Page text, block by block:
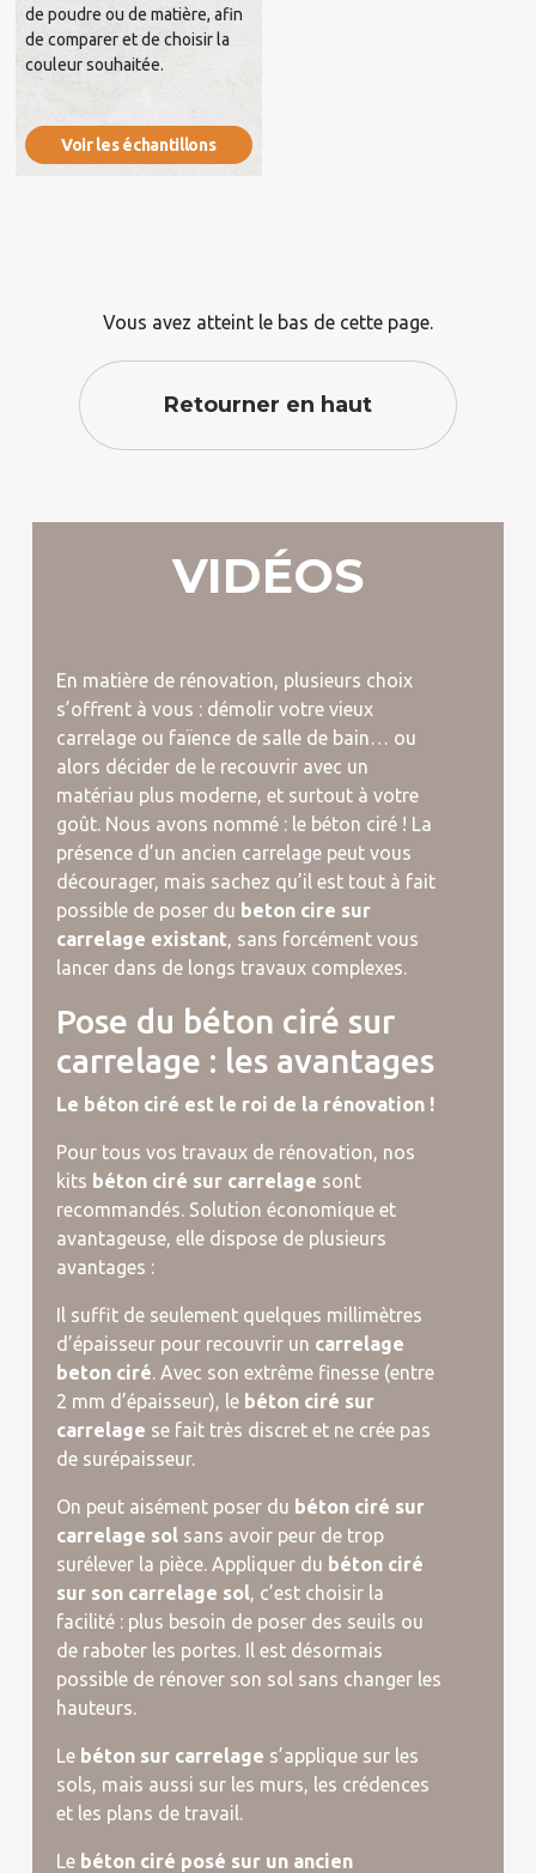
de poudre ou de matière, afin
de comparer et de choisir la
couleur souhaitée.
Voir les échantillons
Vous avez atteint le bas de cette page.
Retourner en haut
VIDÉOS
En matière de rénovation, plusieurs choix
s’offrent à vous : démolir votre vieux
carrelage ou faïence de salle de bain… ou
alors décider de le recouvrir avec un
matériau plus moderne, et surtout à votre
goût. Nous avons nommé : le béton ciré ! La
présence d’un ancien carrelage peut vous
décourager, mais sachez qu’il est tout à fait
possible de poser du beton cire sur
carrelage existant, sans forcément vous
lancer dans de longs travaux complexes.
Pose du béton ciré sur
carrelage : les avantages
Le béton ciré est le roi de la rénovation !
Pour tous vos travaux de rénovation, nos
kits béton ciré sur carrelage sont
recommandés. Solution économique et
avantageuse, elle dispose de plusieurs
avantages :
Il suffit de seulement quelques millimètres
d’épaisseur pour recouvrir un carrelage
beton ciré. Avec son extrême finesse (entre
2 mm d’épaisseur), le béton ciré sur
carrelage se fait très discret et ne crée pas
de surépaisseur.
On peut aisément poser du béton ciré sur
carrelage solsans avoir peur de trop
surélever la pièce. Appliquer du béton ciré
sur son carrelage sol, c’est choisir la
facilité : plus besoin de poser des seuils ou
de raboter les portes. Il est désormais
possible de rénover son sol sans changer les
hauteurs.
Le béton sur carrelage s’applique sur les
sols, mais aussi sur les murs, les crédences
et les plans de travail.
Lebéton ciré posé sur un ancien